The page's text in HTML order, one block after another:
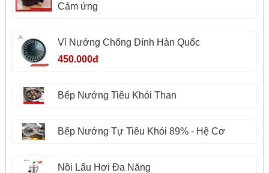
Cảm ứng
Vỉ Nướng Chống Dính Hàn Quốc
450.000đ
Bếp Nướng Tiêu Khói Than
Bếp Nướng Tự Tiêu Khói 89% - Hệ Cơ
Nồi Lẩu Hơi Đa Năng